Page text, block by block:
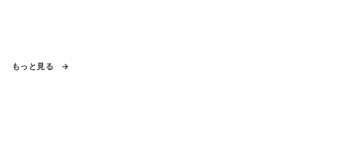
もっと見る